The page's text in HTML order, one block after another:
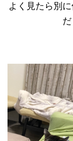
よく見たら別